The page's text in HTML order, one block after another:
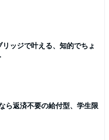
ッジで叶える、知的でちょ
ら返済不要の給付型、学生限